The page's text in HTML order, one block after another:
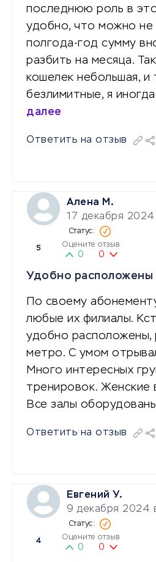
последнюю роль в
удобно, что можно не
полгода-год сумму
разбить на месяца.
кошелек небольшая, и
безлимитные, я
далее
Ответить на отзыв
Алена М.
17 декабря
5 Оцените отзыв
0 0
Удобно расположены
По своему
любые их филиалы.
удобно расположены,
метро. С умом
Много интересных
тренировок. Женские
Все залы
Ответить на отзыв
Евгений У.
9 декабря 2024
4 Оцените отзыв
0 0